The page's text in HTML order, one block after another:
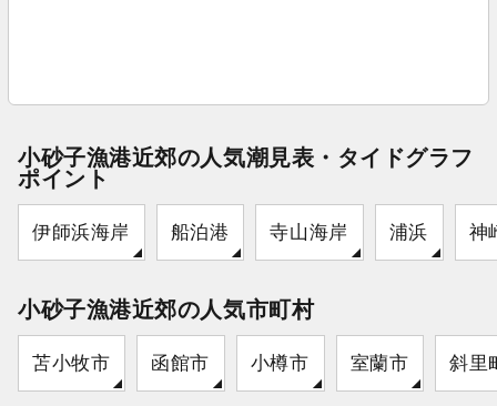
小砂子漁港近郊の人気潮見表・タイドグラフ
ポイント
伊師浜海岸 船泊港 寺山海岸 浦浜 神
小砂子漁港近郊の人気市町村
苫小牧市 函館市 小樽市 室蘭市 斜里